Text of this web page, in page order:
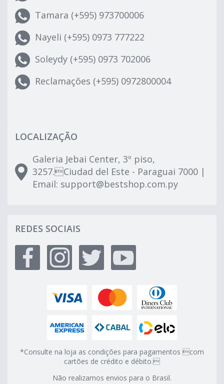
Tamara (+595) 973700006
Nayeli (+595) 0973 777222
Soleydy (+595) 0973 702006
Reclamações (+595) 0972800004
LOCALIZAÇÃO
Galeria Jebai Center, 3º piso,
3257.Ciudad del Este - Paraguai 7000 |
Email: support@bestshop.com.py
REDES SOCIAIS
*Consulte na loja as condições para pagamentos com
cartões de crédito e débito.
Não realizamos envios para o Brasil.